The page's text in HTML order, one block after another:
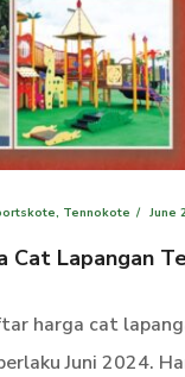
, Tennokote June
Cat Lapangan
harga cat
Juni 2024.